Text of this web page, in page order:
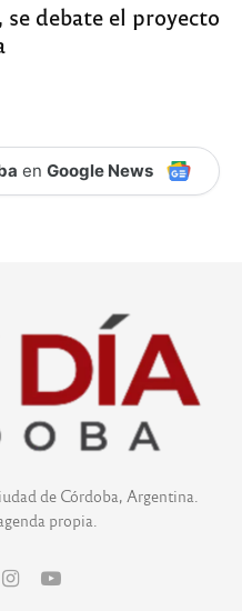
se debate el proyecto
en Google News
de Córdoba, Argentina.
propia.